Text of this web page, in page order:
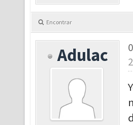
Encontrar
Adulac